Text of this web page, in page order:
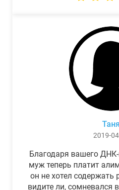
Таня
2019-
Благодаря вашего
муж теперь платит
он не хотел содержать
видите ли, сомневался